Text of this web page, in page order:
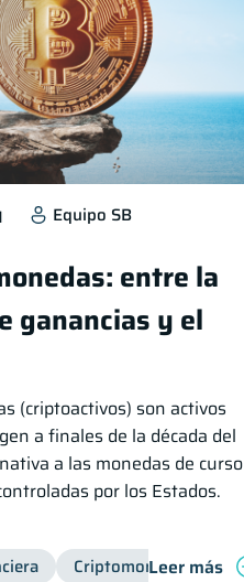
Equipo SB
entre la
ganancias y el
(criptoactivos) son activos
a finales de la década del
a las monedas de curso
por los Estados.
CriptomonedasLeer más